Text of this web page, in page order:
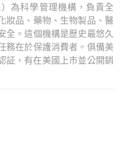
）為科學管理機構，負責全
妝品、藥物、生物製品、醫
全。這個機構是歷史最悠久
務在於保護消費者。俱備美
証，有在美國上市並公開銷